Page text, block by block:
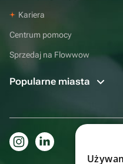
Kariera
Centrum pomocy
Sprzedaj na Flowwow
Popularne miasta